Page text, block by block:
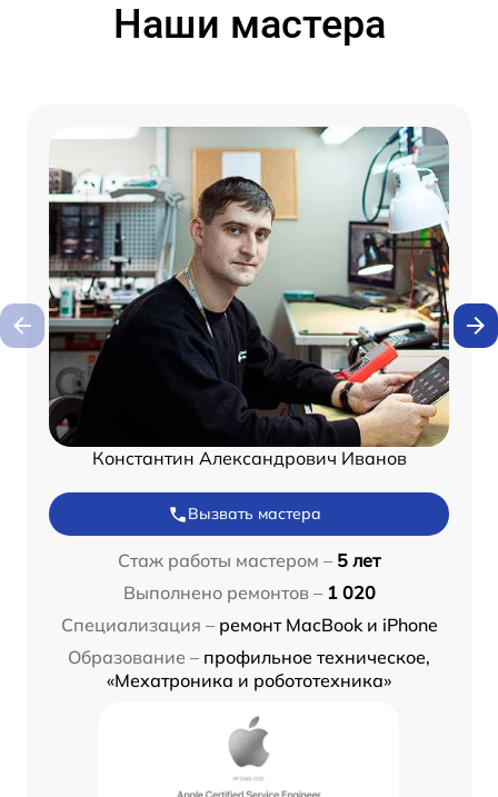
Наши мастера
Константин Александрович Иванов
Вызвать мастера
Стаж работы мастером – 5 лет
Выполнено ремонтов – 1 020
Специализация – ремонт MacBook и iPhone
Образование – профильное техническое,
«Мехатроника и робототехника»